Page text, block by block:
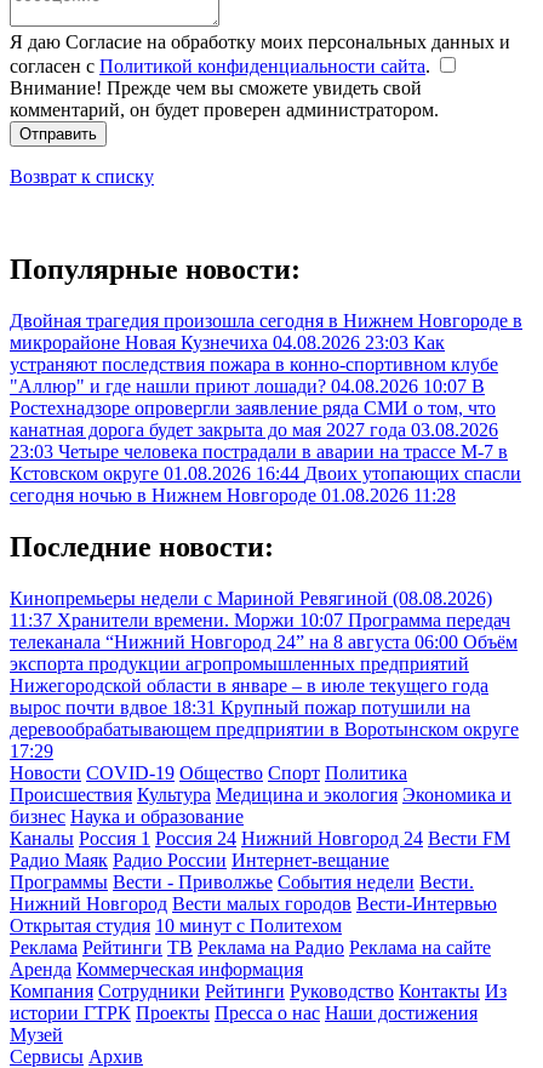
Я даю Согласие на обработку моих персональных данных и
согласен с Политикой конфиденциальности сайта.
Внимание! Прежде чем вы сможете увидеть свой
комментарий, он будет проверен администратором.
Отправить
Возврат к списку
Популярные новости:
Двойная трагедия произошла сегодня в Нижнем Новгороде в
микрорайоне Новая Кузнечиха 04.08.2026 23:03 Как
устраняют последствия пожара в конно-спортивном клубе
"Аллюр" и где нашли приют лошади? 04.08.2026 10:07 В
Ростехнадзоре опровергли заявление ряда СМИ о том, что
канатная дорога будет закрыта до мая 2027 года 03.08.2026
23:03 Четыре человека пострадали в аварии на трассе М-7 в
Кстовском округе 01.08.2026 16:44 Двоих утопающих спасли
сегодня ночью в Нижнем Новгороде 01.08.2026 11:28
Последние новости:
Кинопремьеры недели с Мариной Ревягиной (08.08.2026)
11:37 Хранители времени. Моржи 10:07 Программа передач
телеканала “Нижний Новгород 24” на 8 августа 06:00 Объём
экспорта продукции агропромышленных предприятий
Нижегородской области в январе – в июле текущего года
вырос почти вдвое 18:31 Крупный пожар потушили на
деревообрабатывающем предприятии в Воротынском округе
17:29
Новости COVID-19 Общество Спорт Политика
Происшествия Культура Медицина и экология Экономика и
бизнес Наука и образование
Каналы Россия 1 Россия 24 Нижний Новгород 24 Вести FM
Радио Маяк Радио России Интернет-вещание
Программы Вести - Приволжье События недели Вести.
Нижний Новгород Вести малых городов Вести-Интервью
Открытая студия 10 минут с Политехом
Реклама Рейтинги ТВ Реклама на Радио Реклама на сайте
Аренда Коммерческая информация
Компания Сотрудники Рейтинги Руководство Контакты Из
истории ГТРК Проекты Пресса о нас Наши достижения
Музей
Сервисы Архив